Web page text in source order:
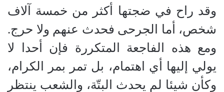
وقد راح في ضجتها أكثر من خمسة آلاف
شخص، أما الجرحى فحدث عنهم ولا حرج.
ومع هذه الفاجعة المتكررة فإن أحدا لا
يولي إليها أي اهتمام، بل تمر بمر الكرام،
وكأن شيئا لم يحدث البتّة، والشعب ينتظر